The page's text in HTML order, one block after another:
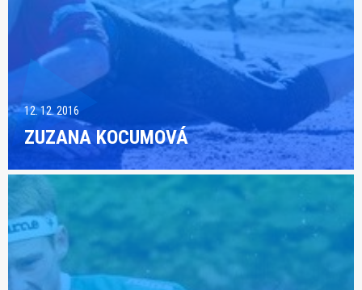
12. 12. 2016
ZUZANA KOCUMOVÁ